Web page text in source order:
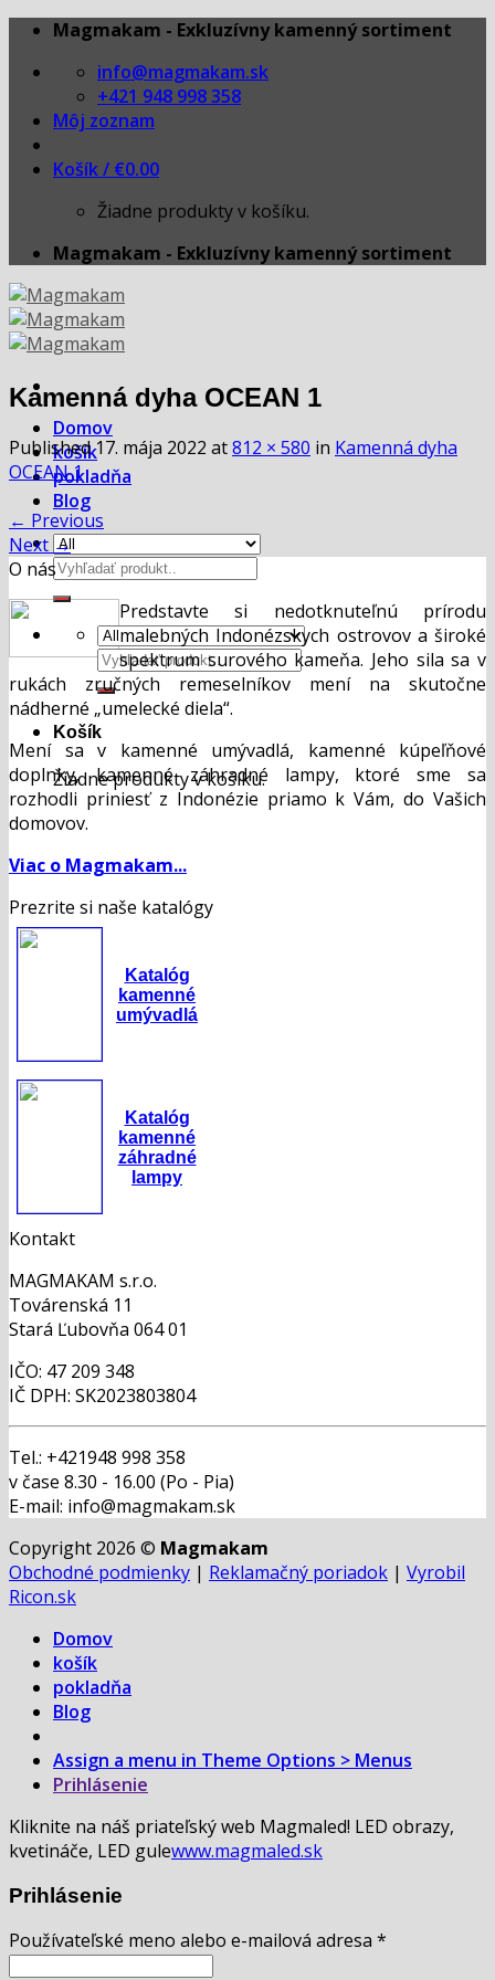
Skip
content
Magmakam - Exkluzívny kamenný sortiment
info@magmakam.sk
+421 948 998 358
Môj zoznam
Košík / €0.00
Žiadne produkty v košíku.
Magmakam - Exkluzívny kamenný sortiment
Domov
košík
pokladňa
Blog
Hľadať:
Hľadať:
Košík
Žiadne produkty v košíku.
Kamenná dyha OCEAN 1
Published17. mája 2022 at812 × 580 in Kamenná dyha
OCEAN 1
← Previous
Next →
O nás
Predstavte si nedotknuteľnú prírodu
malebných Indonézskych ostrovov a široké
spektrum surového kameňa. Jeho sila sa v
rukách zručných remeselníkov mení na skutočne
nádherné „umelecké diela“.
Mení sa v kamenné umývadlá, kamenné kúpeľňové
doplnky, kamenné záhradné lampy, ktoré sme sa
rozhodli priniesť z Indonézie priamo k Vám, do Vašich
domovov.
Viac o Magmakam...
Prezrite si naše katalógy
Katalóg
kamenné
umývadlá
Katalóg
kamenné
záhradné
lampy
Kontakt
MAGMAKAM s.r.o.
Továrenská 11
Stará Ľubovňa 064 01
IČO: 47 209 348
IČ DPH: SK2023803804
Tel.: +421948 998 358
v čase 8.30 - 16.00 (Po - Pia)
E-mail: info@magmakam.sk
Copyright 2026 © Magmakam
Obchodné podmienky | Reklamačný poriadok | Vyrobil
Ricon.sk
Domov
košík
pokladňa
Blog
Assign a menu in Theme Options > Menus
Prihlásenie
Kliknite na náš priateľský web Magmaled! LED obrazy,
kvetináče, LED gulewww.magmaled.sk
Prihlásenie
Používateľské meno alebo e-mailová adresa *